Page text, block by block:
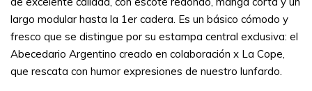
largo modular hasta la 1er cadera. Es un básico cómodo y
fresco que se distingue por su estampa central exclusiva: el
Abecedario Argentino creado en colaboración x La Cope,
que rescata con humor expresiones de nuestro lunfardo.